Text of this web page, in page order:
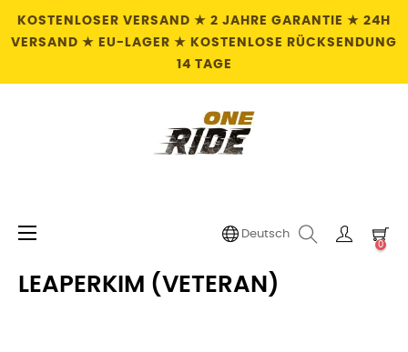
KOSTENLOSER VERSAND ★ 2 JAHRE GARANTIE ★ 24H
VERSAND ★ EU-LAGER ★ KOSTENLOSE RÜCKSENDUNG
14 TAGE
Umschalten
☰ Deutsch
0
LEAPERKIM (VETERAN)